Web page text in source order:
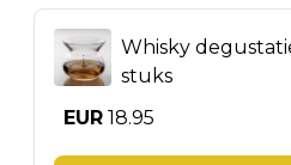
Whisky
stuks
EUR 18.95